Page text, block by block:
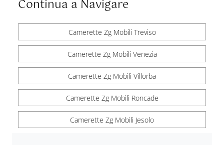
Continua a Navigare
Camerette Zg Mobili Treviso
Camerette Zg Mobili Venezia
Camerette Zg Mobili Villorba
Camerette Zg Mobili Roncade
Camerette Zg Mobili Jesolo